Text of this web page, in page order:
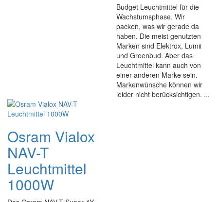
Budget Leuchtmittel für die
Wachstumsphase. Wir
packen, was wir gerade da
haben. Die meist genutzten
Marken sind Elektrox, Lumii
und Greenbud. Aber das
Leuchtmittel kann auch von
einer anderen Marke sein.
Markenwünsche können wir
leider nicht berücksichtigen. ...
Osram Vialox
NAV-T
Leuchtmittel
1000W